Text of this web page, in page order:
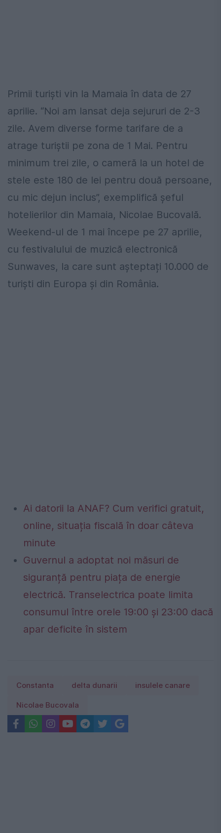
Primii turiști vin la Mamaia în data de 27
aprilie. “Noi am lansat deja sejururi de 2-3
zile. Avem diverse forme tarifare de a
atrage turiștii pe zona de 1 Mai. Pentru
minimum trei zile, o cameră la un hotel de
stele este 180 de lei pentru două persoane,
cu mic dejun inclus”, exemplifică șeful
hotelierilor din Mamaia, Nicolae Bucovală.
Weekend-ul de 1 mai începe pe 27 aprilie,
cu festivalului de muzică electronică
Sunwaves, la care sunt așteptați 10.000 de
turiști din Europa și din România.
Ai datorii la ANAF? Cum verifici gratuit,
online, situația fiscală în doar câteva
minute
Guvernul a adoptat noi măsuri de
siguranță pentru piața de energie
electrică. Transelectrica poate limita
consumul între orele 19:00 și 23:00 dacă
apar deficite în sistem
Constanta delta dunarii insulele canare
Nicolae Bucovala